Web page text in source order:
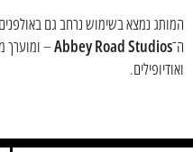
המותג נמצא בשימוש נרחב גם
ה־Abbey Road Studios– ומוערך
ואודיופילים.